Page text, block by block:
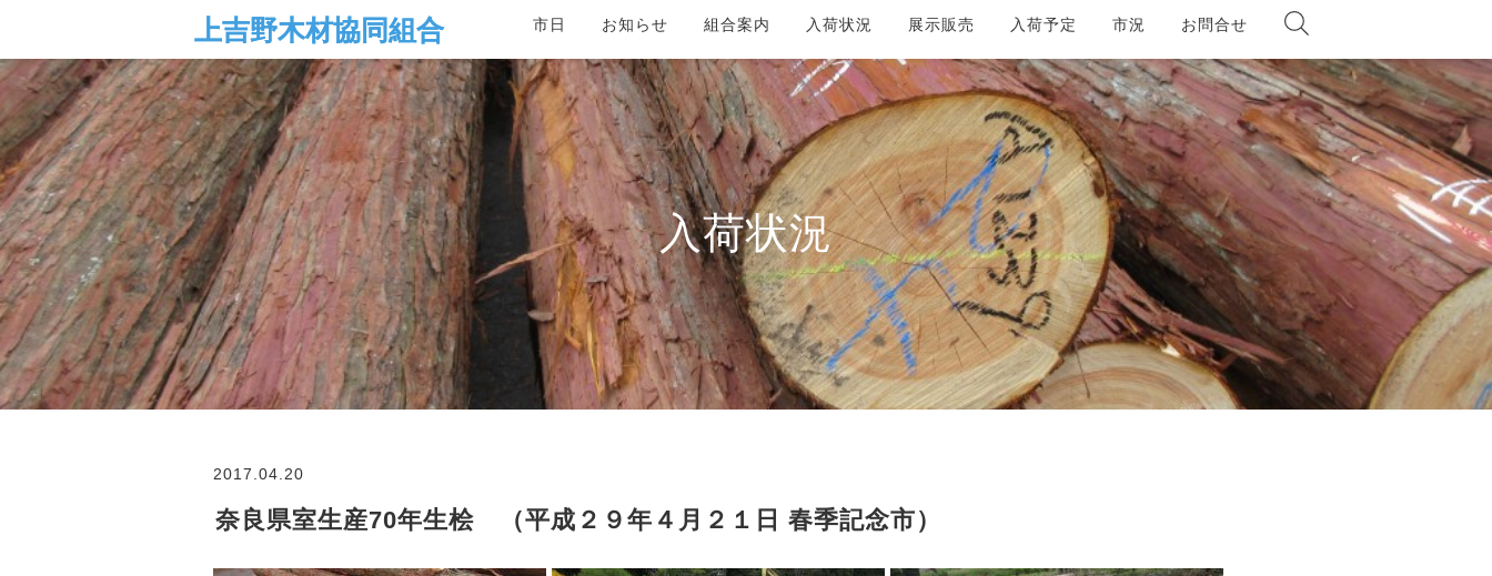
市日 お知らせ 組合案内 入荷状況 展示販売 入荷予定 市況 お問合せ
入荷状況
2017.04.20
奈良県室生産70年生桧 （平成２９年４月２１日 春季記念市）